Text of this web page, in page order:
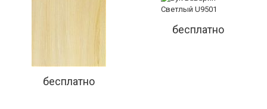
бесплатно
бесплатно